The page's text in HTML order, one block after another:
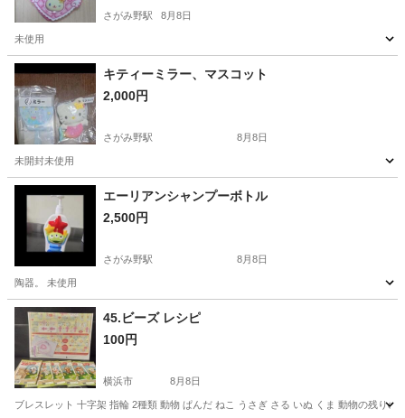
さがみ野駅 8月8日
未使用
神奈川 綾瀬市 さがみ野駅 ミラー
キティーミラー、マスコット
2,000円
さがみ野駅 8月8日
未開封未使用
神奈川 綾瀬市 さがみ野駅 生活雑貨
エーリアンシャンプーボトル
2,500円
さがみ野駅 8月8日
陶器。 未使用
神奈川 綾瀬市 さがみ野駅 生活雑貨
45.ビーズ レシピ
100円
横浜市 8月8日
ブレスレット 十字架 指輪 2種類 動物 ぱんだ ねこ うさぎ さる いぬ くま 動物の残りの